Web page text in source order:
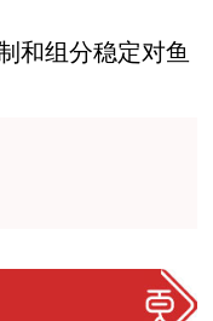
和组分稳定对鱼